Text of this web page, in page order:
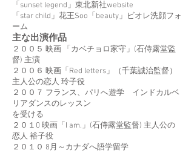
「sunset legend」東北新社website
「star child」花王Soo「beauty」ビオレ洗顔フォ
ーム
主な出演作品
２００５ 映画 「カベチョロ家守」(石侍露堂監
督) 主演
２００６ 映画「Red letters」（千葉誠治監督）
主人公の恋人 玲子役
２００７ フランス、パリへ遊学 インドカルベ
リアダンスのレッスン
を受ける
２０１0 映画「I am.」(石侍露堂監督) 主人公の
恋人 裕子役
２０１０ 8月～カナダへ語学留学